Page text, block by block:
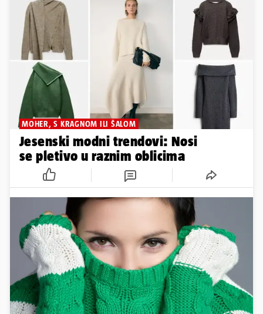
MOHER, S KRAGNOM ILI ŠALOM
Jesenski modni trendovi: Nosi
se pletivo u raznim oblicima